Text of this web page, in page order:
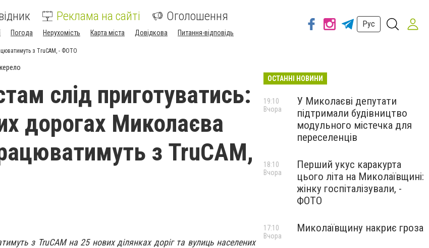
Реклама на сайті Оголошення
Погода Нерухомість Карта міста Довідкова Питання-відповідь
Рус
з TruCAM, - ФОТО
слід приготуватись:
дорогах Миколаєва
з TruCAM,
з TruCAM на 25 нових ділянках доріг та вулиць населених
ОСТАННІ НОВИНИ
У Миколаєві депутати
підтримали будівництво
модульного містечка для
переселенців
19:10
Вчора
Перший укус каракурта
цього літа на Миколаївщині:
жінку госпіталізували, -
ФОТО
18:10
Вчора
Миколаївщину накриє гроза
17:10
Вчора